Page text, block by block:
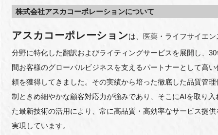
株式会社アスカコーポレーションについて
アスカコーポレーションは、医薬・ライフサイエン
分野に特化した翻訳およびライティングサービスを展開し、30
間お客様のグローバルビジネスを支えるパートナーとして高い
頼を獲得してきました。その実績から培った徹底した品質管理
制ときめ細やかな顧客対応力が強みであり、そこにAIを取り入
た最新技術の活用により、常に高品質・高効率なサービス提供
実現しています。